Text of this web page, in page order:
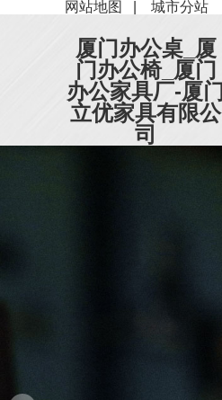
网站地图 城市分站
厦门办公桌_厦
门办公椅_厦门
办公家具厂-厦门
立优家具有限公
司